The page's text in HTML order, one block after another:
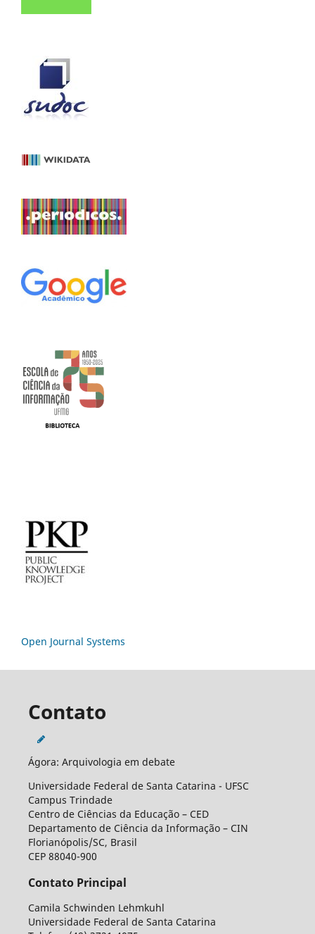
Open Journal Systems
Contato
Ágora: Arquivologia em debate
Universidade Federal de Santa Catarina - UFSC
Campus Trindade
Centro de Ciências da Educação – CED
Departamento de Ciência da Informação – CIN
Florianópolis/SC, Brasil
CEP 88040-900
Contato Principal
Camila Schwinden Lehmkuhl
Universidade Federal de Santa Catarina